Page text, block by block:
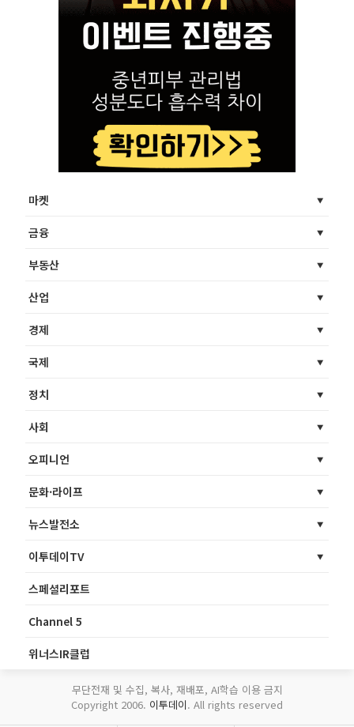
마켓
금융
부동산
산업
경제
국제
정치
사회
오피니언
문화·라이프
뉴스발전소
이투데이TV
스페셜리포트
Channel 5
위너스IR클럽
무단전재 및 수집, 복사, 재배포, AI학습 이용 금지
Copyright 2006. 이투데이. All rights reserved